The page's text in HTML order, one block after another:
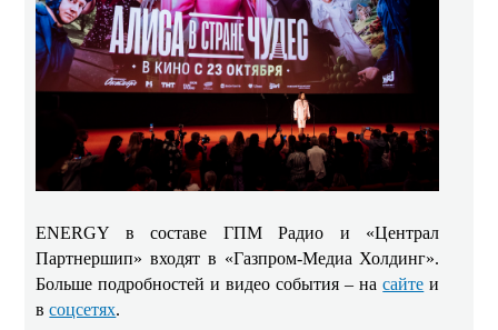
ENERGY в составе ГПМ Радио и «Централ
Партнершип» входят в «Газпром-Медиа Холдинг».
Больше подробностей и видео события – насайте и
всоцсетях.